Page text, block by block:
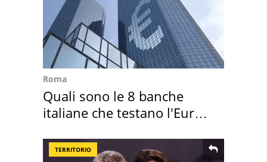
Roma
Quali sono le 8 banche
italiane che testano l'Euro
TERRITORIO